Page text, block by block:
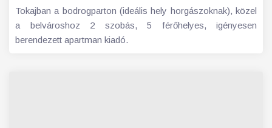
Tokajban a bodrogparton (ideális hely horgászoknak), közel
a belvároshoz 2 szobás, 5 férőhelyes, igényesen
berendezett apartman kiadó.